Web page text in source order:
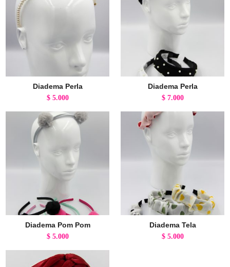
Diadema Perla
$5.000
Diadema Perla
$7.000
Diadema Pom Pom
$5.000
Diadema Tela
$5.000